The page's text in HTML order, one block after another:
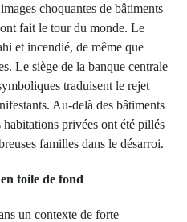
choquantes de bâtiments
fait le tour du monde. Le
et incendié, de même que
Le siège de la banque centrale
traduisent le rejet
Au-delà des bâtiments
privées ont été pillés
familles dans le désarroi.
toile de fond
un contexte de forte